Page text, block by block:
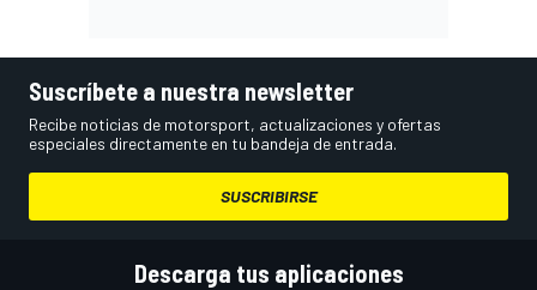
Suscríbete a nuestra newsletter
Recibe noticias de motorsport, actualizaciones y ofertas
especiales directamente en tu bandeja de entrada.
SUSCRIBIRSE
Descarga tus aplicaciones